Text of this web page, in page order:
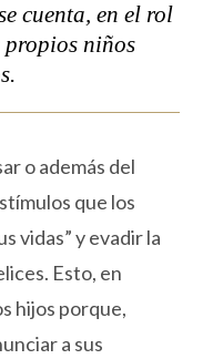
cuenta, en el rol
niños
o además del
que los
vidas” y evadir la
Esto, en
hijos porque,
a sus